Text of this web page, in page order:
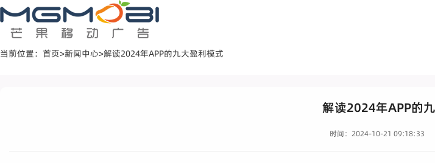
当前位置： 首页>新闻中心>解读2024年APP的九大盈利模式
解读2024年APP的
时间：2024-10-21 09:18:33